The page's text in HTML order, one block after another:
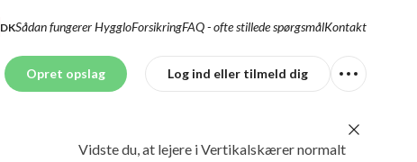
DKSådan fungerer HyggloForsikringFAQ - ofte stillede spørgsmålKontakt
Opret opslag Log ind eller tilmeld dig
Vidste du, at lejere i Vertikalskærer normalt